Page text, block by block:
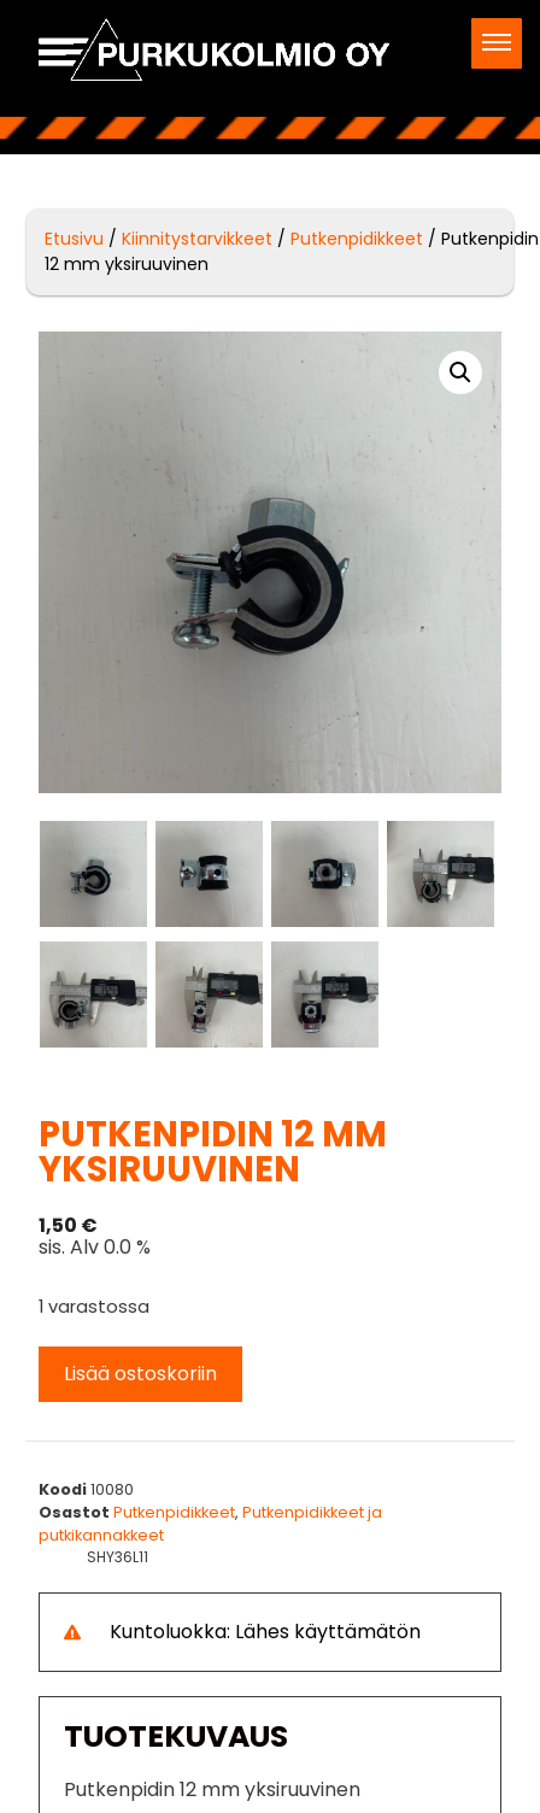
Etusivu /Kiinnitystarvikkeet /Putkenpidikkeet / Putkenpidin
12 mm yksiruuvinen
PUTKENPIDIN 12 MM
YKSIRUUVINEN
1,50 €
sis. Alv 0.0 %
1 varastossa
Lisää ostoskoriin
Koodi10080
Osastot Putkenpidikkeet,Putkenpidikkeet ja
putkikannakkeet
SHY36L11
Kuntoluokka: Lähes käyttämätön
TUOTEKUVAUS
Putkenpidin 12 mm yksiruuvinen